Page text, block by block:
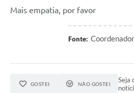
Mais empatia, por favor
Fonte:
GOSTEI NÃO GOSTEI
Seja